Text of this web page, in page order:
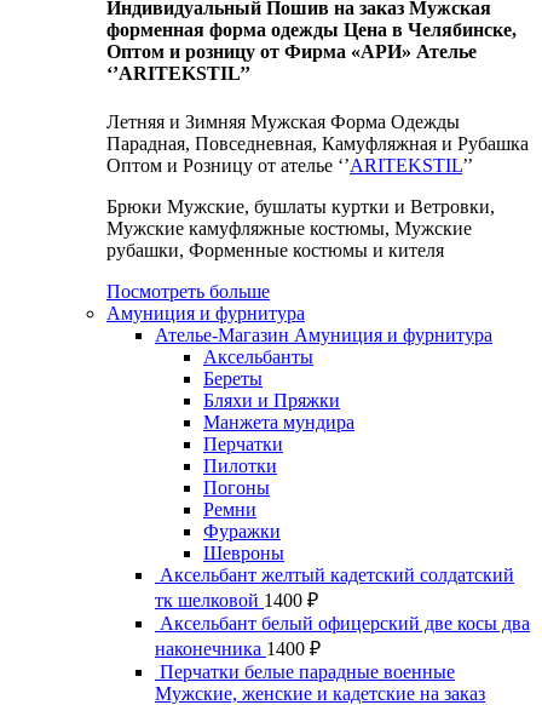
Индивидуальный Пошив на заказ Мужская
форменная форма одежды Цена в Челябинске,
Оптом и розницу от Фирма «АРИ» Ателье
‘’ARITEKSTIL’’
Летняя и Зимняя Мужская Форма Одежды
Парадная, Повседневная, Камуфляжная и Рубашка
Оптом и Розницу от ателье ‘’ARITEKSTIL’’
Брюки Мужские, бушлаты куртки и Ветровки,
Мужские камуфляжные костюмы, Мужские
рубашки, Форменные костюмы и кителя
Посмотреть больше
Амуниция и фурнитура
Ателье-Магазин Амуниция и фурнитура
Аксельбанты
Береты
Бляхи и Пряжки
Манжета мундира
Перчатки
Пилотки
Погоны
Ремни
Фуражки
Шевроны
Аксельбант желтый кадетский солдатский
тк шелковой 1400 ₽
Аксельбант белый офицерский две косы два
наконечника 1400 ₽
Перчатки белые парадные военные
Мужские, женские и кадетские на заказ